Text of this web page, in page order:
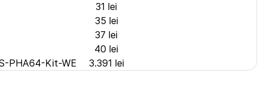
31 lei
35 lei
37 lei
40 lei
PHA64-Kit-WE
3.391 lei